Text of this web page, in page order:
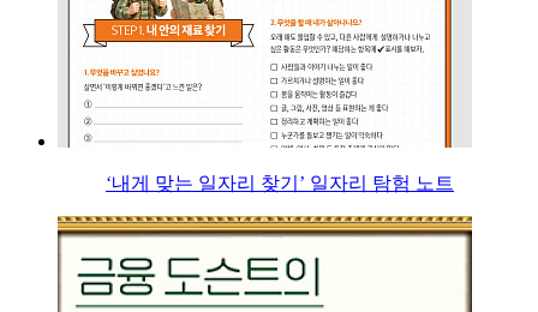
‘내게 맞는 일자리 찾기’ 일자리 탐험 노트